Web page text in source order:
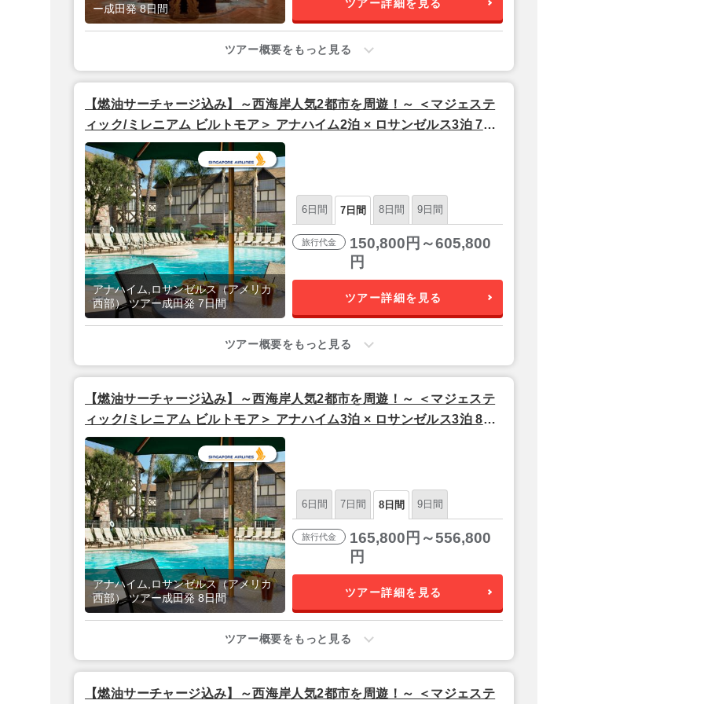
ー成田発 8日間
ツアー詳細を見る
ツアー概要をもっと見る
【燃油サーチャージ込み】～西海岸人気2都市を周遊！～ ＜マジェステ
ィック/ミレニアム ビルトモア＞ アナハイム2泊 × ロサンゼルス3泊 7日
間 【成田発／シンガポール航空利用】
アナハイム,ロサンゼルス（アメリカ
西部） ツアー成田発 7日間
6日間 7日間 8日間 9日間
旅行代金
150,800円～605,800
円
ツアー詳細を見る
ツアー概要をもっと見る
【燃油サーチャージ込み】～西海岸人気2都市を周遊！～ ＜マジェステ
ィック/ミレニアム ビルトモア＞ アナハイム3泊 × ロサンゼルス3泊 8日
間 【成田発／シンガポール航空利用】
アナハイム,ロサンゼルス（アメリカ
西部） ツアー成田発 8日間
6日間 7日間 8日間 9日間
旅行代金
165,800円～556,800
円
ツアー詳細を見る
ツアー概要をもっと見る
【燃油サーチャージ込み】～西海岸人気2都市を周遊！～ ＜マジェステ